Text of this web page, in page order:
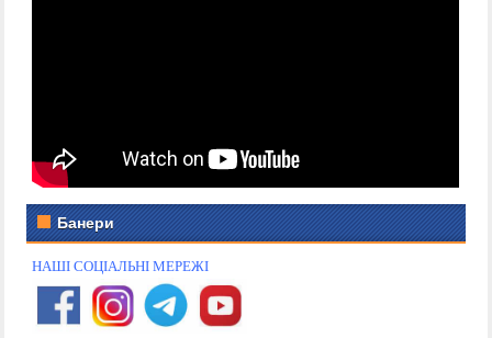
Банери
НАШІ СОЦІАЛЬНІ МЕРЕЖІ